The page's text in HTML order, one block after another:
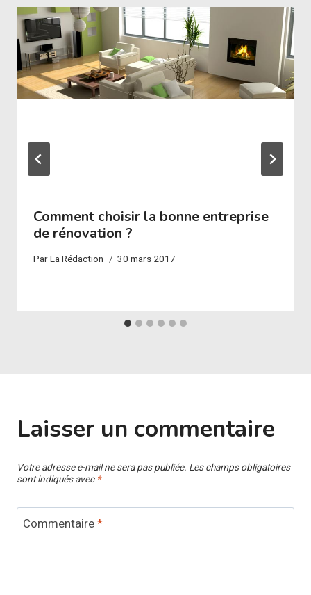
Comment choisir la bonne entreprise
de rénovation ?
ParLa Rédaction 30 mars 2017
Laisser un commentaire
Votre adresse e-mail ne sera pas publiée. Les champs obligatoires
sont indiqués avec *
Commentaire *